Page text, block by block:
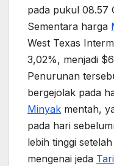
pada pukul 08.57
Sementara harga
West Texas
3,02%, menjadi
Penurunan
bergejolak pada
Minyak mentah,
pada hari
lebih tinggi
mengenai jeda